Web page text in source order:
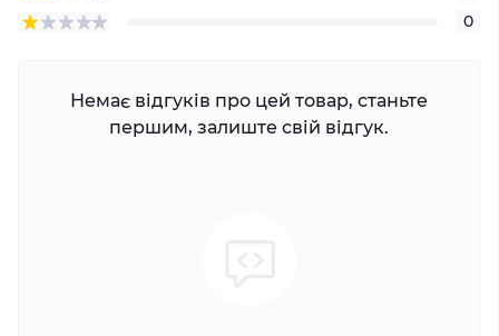
0
Немає відгуків про цей товар, станьте
першим, залиште свій відгук.